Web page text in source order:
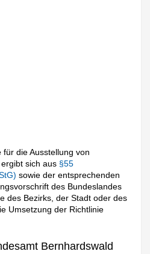
die Ausstellung von
sich aus §55
sowie der entsprechenden
des Bundeslandes
des Bezirks, der Stadt oder des
Umsetzung der Richtlinie
Bernhardswald